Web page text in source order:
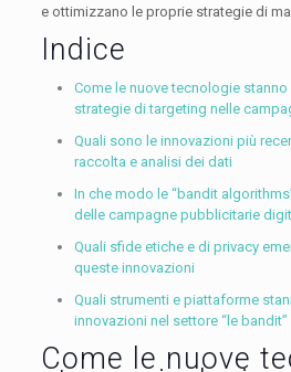
e ottimizzano le proprie strategie di
Indice
Come le nuove tecnologie
strategie di targeting nelle
Quali sono le innovazioni più
raccolta e analisi dei dati
In che modo le “bandit
delle campagne pubblicitarie
Quali sfide etiche e di privacy
queste innovazioni
Quali strumenti e piattaforme
innovazioni nel settore “le bandit”
Come le nuove